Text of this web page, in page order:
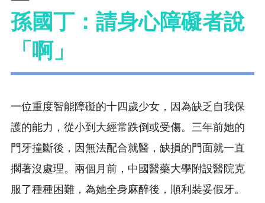
孫國丁：請身心障礙者說
「啊」
一位重度智能障礙的十四歲少女，因為缺乏自我保
護的能力，從小到大經常跌倒或受傷。三年前她的
門牙撞斷後，因無法配合就醫，缺損的門面就一直
擱著沒處理。兩個月前，中國醫藥大學附設醫院克
服了種種困難，為她全身麻醉後，順利裝妥假牙。